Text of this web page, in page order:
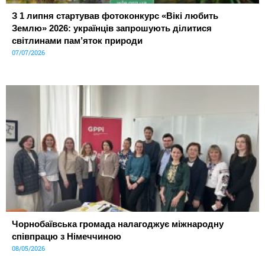
З 1 липня стартував фотоконкурс «Вікі любить
Землю» 2026: українців запрошують ділитися
світлинами пам’яток природи
07/07/2026
Чорнобаївська громада налагоджує міжнародну
співпрацю з Німеччиною
08/05/2026